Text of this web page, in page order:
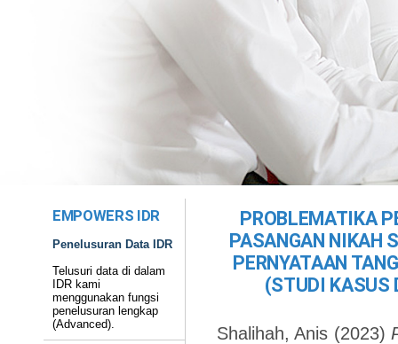
EMPOWERS IDR
Penelusuran Data IDR
Telusuri data di dalam
IDR kami
menggunakan fungsi
penelusuran lengkap
(Advanced).
PROBLEMATIKA
PASANGAN NIKAH
PERNYATAAN
(STUDI KASUS
Shalihah, Anis (2023)